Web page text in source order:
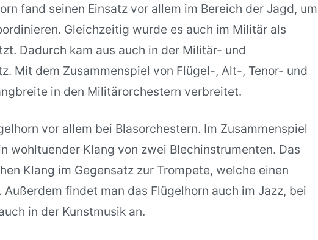
fand seinen Einsatz vor allem im Bereich der Jagd, um
Gleichzeitig wurde es auch im Militär als
Dadurch kam aus auch in der Militär- und
Mit dem Zusammenspiel von Flügel-, Alt-, Tenor- und
in den Militärorchestern verbreitet.
vor allem bei Blasorchestern. Im Zusammenspiel
wohltuender Klang von zwei Blechinstrumenten. Das
Klang im Gegensatz zur Trompete, welche einen
findet man das Flügelhorn auch im Jazz, bei
in der Kunstmusik an.